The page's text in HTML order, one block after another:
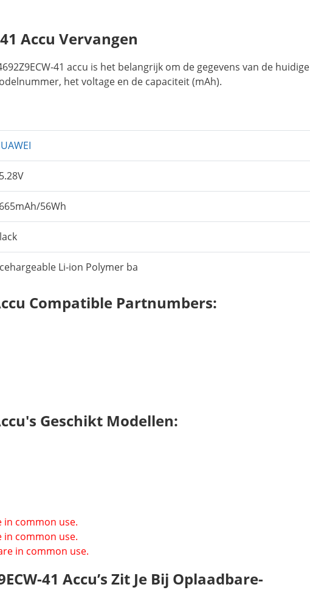
Accu Vervangen
41 accu is het belangrijk om de gegevens van de huidige
het voltage en de capaciteit (mAh).
56Wh
Li-ion Polymer ba
Compatible Partnumbers:
Geschikt Modellen:
in common use.
in common use.
in common use.
41 Accu’s Zit Je Bij Oplaadbare-